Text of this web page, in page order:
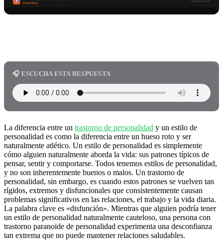
🎧 ESCUCHA ESTA RESPUESTA
La diferencia entre un trastorno de personalidad y un estilo de
personalidad es como la diferencia entre un hueso roto y ser
naturalmente atlético. Un estilo de personalidad es simplemente
cómo alguien naturalmente aborda la vida: sus patrones típicos de
pensar, sentir y comportarse. Todos tenemos estilos de personalidad,
y no son inherentemente buenos o malos. Un trastorno de
personalidad, sin embargo, es cuando estos patrones se vuelven tan
rígidos, extremos y disfuncionales que consistentemente causan
problemas significativos en las relaciones, el trabajo y la vida diaria.
La palabra clave es «disfunción». Mientras que alguien podría tener
un estilo de personalidad naturalmente cauteloso, una persona con
trastorno paranoide de personalidad experimenta una desconfianza
tan extrema que no puede mantener relaciones saludables.